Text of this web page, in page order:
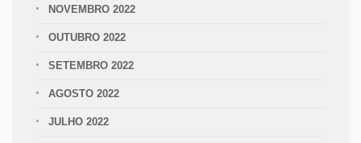
NOVEMBRO 2022
OUTUBRO 2022
SETEMBRO 2022
AGOSTO 2022
JULHO 2022